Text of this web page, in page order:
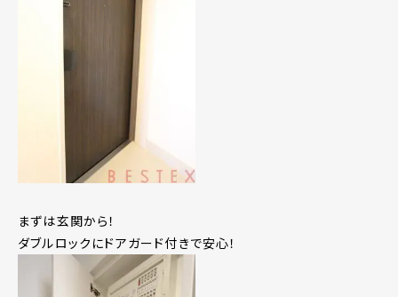
まずは玄関から！
ダブルロックにドアガード付きで安心！